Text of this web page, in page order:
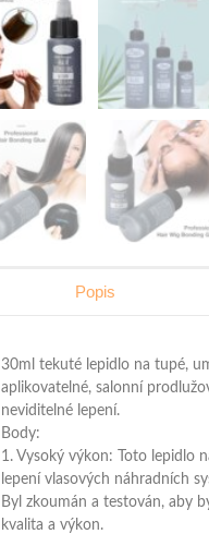
Popis
30ml tekuté lepidlo na tupé,
aplikovatelné, salonní
neviditelné lepení.
Body:
1. Vysoký výkon: Toto lepidlo
lepení vlasových náhradních
Byl zkoumán a testován, aby
kvalita a výkon.